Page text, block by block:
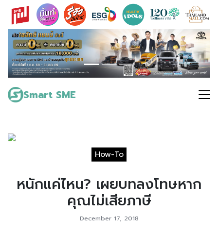
Skip
content
Smart SME
Search
for:
How-To
หนักแค่ไหน? เผยบทลงโทษหาก
คุณไม่เสียภาษี
December 17, 2018